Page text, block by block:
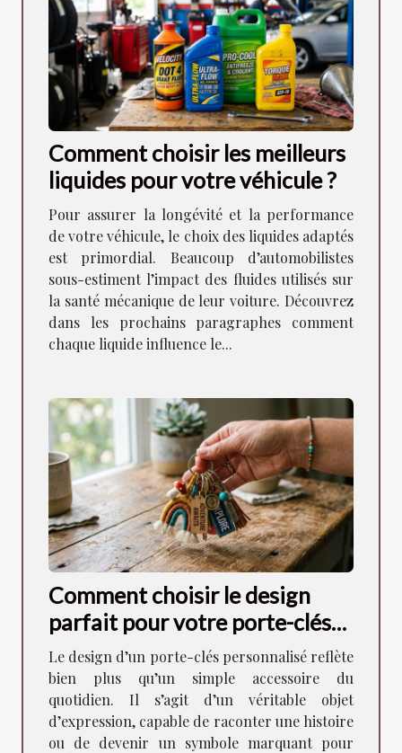
Comment choisir les meilleurs
liquides pour votre véhicule ?
Pour assurer la longévité et la performance
de votre véhicule, le choix des liquides adaptés
est primordial. Beaucoup d’automobilistes
sous-estiment l’impact des fluides utilisés sur
la santé mécanique de leur voiture. Découvrez
dans les prochains paragraphes comment
chaque liquide influence le...
Comment choisir le design
parfait pour votre porte-clés
personnalisé ?
Le design d’un porte-clés personnalisé reflète
bien plus qu’un simple accessoire du
quotidien. Il s’agit d’un véritable objet
d’expression, capable de raconter une histoire
ou de devenir un symbole marquant pour